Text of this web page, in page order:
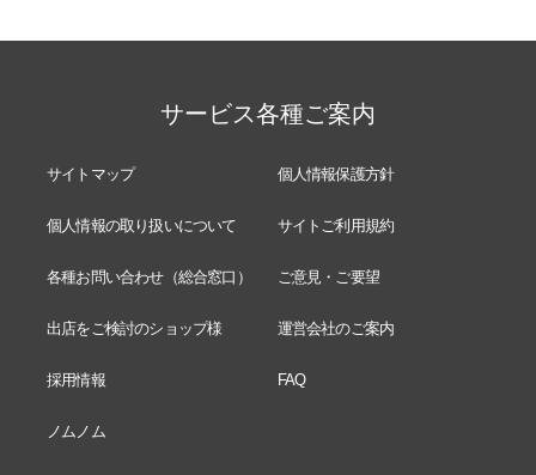
サービス各種ご案内
サイトマップ 個人情報保護方針
個人情報の取り扱いについて サイトご利用規約
各種お問い合わせ（総合窓口） ご意見・ご要望
出店をご検討のショップ様 運営会社のご案内
採用情報 FAQ
ノムノム